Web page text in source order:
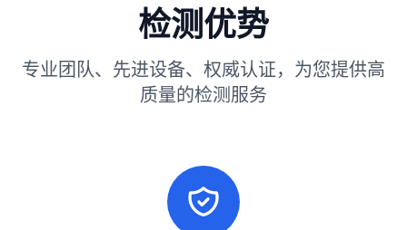
检测优势
专业团队、先进设备、权威认证，为您提供高
质量的检测服务